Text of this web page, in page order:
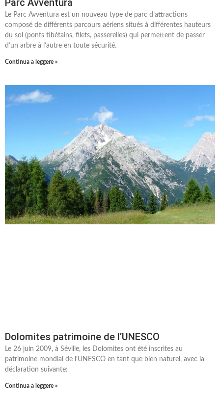
Le Parc Avventura est un nouveau type de parc d’attractions
composé de différents parcours aériens situés à différentes hauteurs
du sol (ponts tibétains, filets, passerelles) qui permettent de passer
d’un arbre à l’autre en toute sécurité.
Continua a leggere »
Dolomites patrimoine de l’UNESCO
Le 26 juin 2009, à Séville, les Dolomites ont été inscrites au
patrimoine mondial de l’UNESCO en tant que bien naturel, avec la
déclaration suivante:
Continua a leggere »